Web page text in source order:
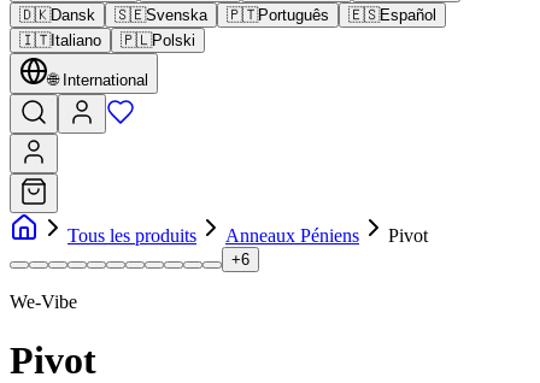
🇩🇰Dansk 🇸🇪Svenska 🇵🇹Português 🇪🇸Español
🇮🇹Italiano 🇵🇱Polski
🌐 International
Tous les produits Anneaux Péniens Pivot
+6
We-Vibe
Pivot